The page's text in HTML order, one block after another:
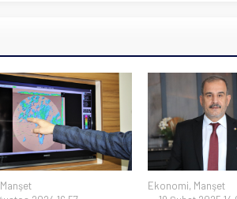
Manşet
Ekonomi, Manşet